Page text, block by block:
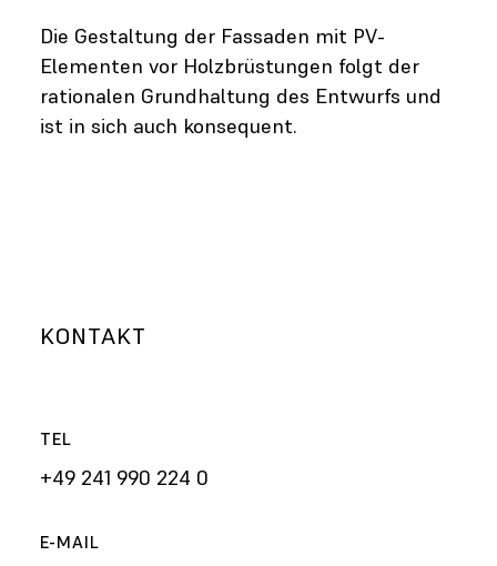
Die Gestaltung der Fassaden mit PV-
Elementen vor Holzbrüstungen folgt der
rationalen Grundhaltung des Entwurfs und
ist in sich auch konsequent.
KONTAKT
TEL
+49 241 990 224 0
E-MAIL